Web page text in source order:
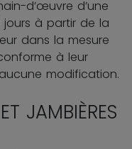
d’œuvre d’une
à partir de la
dans la mesure
à leur
modification.
JAMBIÈRES